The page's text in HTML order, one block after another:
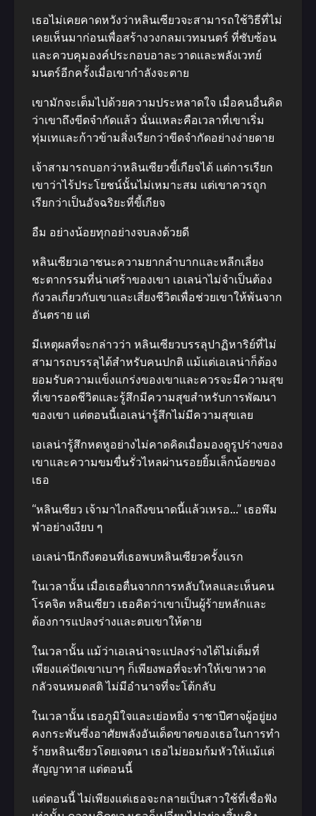
เธอไม่เคยคาดหวังว่าหลินเซียวจะสามารถใช้วิธีที่ไม่
เคยเห็นมาก่อนเพื่อสร้างวงกลมเวทมนตร์ ที่ซับซ้อน
และควบคุมองค์ประกอบอาละวาดและพลังเวทย์
มนตร์อีกครั้งเมื่อเขากําลังจะตาย
เขามักจะเต็มไปด้วยความประหลาดใจ เมื่อคนอื่นคิด
ว่าเขาถึงขีดจํากัดแล้ว นั่นแหละคือเวลาที่เขาเริ่ม
ทุ่มเทและก้าวข้ามสิ่งเรียกว่าขีดจํากัดอย่างง่ายดาย
เจ้าสามารถบอกว่าหลินเซียวขี้เกียจได้ แต่การเรียก
เขาว่าไร้ประโยชน์นั้นไม่เหมาะสม แต่เขาควรถูก
เรียกว่าเป็นอัจฉริยะที่ขี้เกียจ
อืม อย่างน้อยทุกอย่างจบลงด้วยดี
หลินเซียวเอาชนะความยากลําบากและหลีกเลี่ยง
ชะตากรรมที่น่าเศร้าของเขา เอเลน่าไม่จําเป็นต้อง
กังวลเกี่ยวกับเขาและเสี่ยงชีวิตเพื่อช่วยเขาให้พ้นจาก
อันตราย แต่
มีเหตุผลที่จะกล่าวว่า หลินเซียวบรรลุปาฏิหาริย์ที่ไม่
สามารถบรรลุได้สําหรับคนปกติ แม้แต่เอเลน่าก็ต้อง
ยอมรับความแข็งแกร่งของเขาและควรจะมีความสุข
ที่เขารอดชีวิตและรู้สึกมีความสุขสําหรับการพัฒนา
ของเขา แต่ตอนนี้เอเลน่ารู้สึกไม่มีความสุขเลย
เอเลน่ารู้สึกหดหูอย่างไม่คาดคิดเมื่อมองดูรูปร่างของ
เขาและความขมขื่นรั่วไหลผ่านรอยยิ้มเล็กน้อยของ
เธอ
“หลินเซียว เจ้ามาไกลถึงขนาดนี้แล้วเหรอ…” เธอพึม
พําอย่างเงียบ ๆ
เอเลน่านึกถึงตอนที่เธอพบหลินเซียวครั้งแรก
ในเวลานั้น เมื่อเธอตื่นจากการหลับใหลและเห็นคน
โรคจิต หลินเซียว เธอคิดว่าเขาเป็นผู้ร้ายหลักและ
ต้องการแปลงร่างและตบเขาให้ตาย
ในเวลานั้น แม้ว่าเอเลน่าจะแปลงร่างได้ไม่เต็มที่
เพียงแค่ปัดเขาเบาๆ ก็เพียงพอที่จะทําให้เขาหวาด
กลัวจนหมดสติ ไม่มีอํานาจที่จะโต้กลับ
ในเวลานั้น เธอภูมิใจและเย่อหยิ่ง ราชาปีศาจผู้อยู่ยง
คงกระพันซึ่งอาศัยพลังอันเด็ดขาดของเธอในการทํา
ร้ายหลินเซียวโดยเจตนา เธอไม่ยอมก้มหัวให้แม้แต่
สัญญาทาส แต่ตอนนี้
แต่ตอนนี้ ไม่เพียงแต่เธอจะกลายเป็นสาวใช้ที่เชื่อฟัง